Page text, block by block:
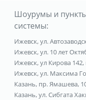
Шоурумы и
системы:
Ижевск, ул.
Ижевск, ул. 10 лет
Ижевск, ул Кирова
Ижевск, ул. Максима
Казань, пр. Ямашева,
Казань, ул. Сибгата